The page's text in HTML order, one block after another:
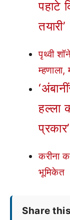
पहाटे
तयारी’
पृथ्वी
हल्ला
प्रकार’
करीना
भूमिकेत
Share